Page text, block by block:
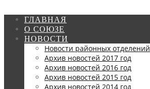
ГЛАВНАЯ
О СОЮЗЕ
НОВОСТИ
Новости районных отделений
Архив новостей 2017 год
Архив новостей 2016 год
Архив новостей 2015 год
Архив новостей 2014 год